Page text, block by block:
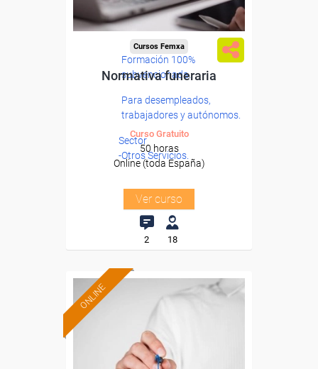
Formación 100%
subvencionada.
Para desempleados,
trabajadores y autónomos.
Sector
-Otros Servicios.
Cursos Femxa
Normativa funeraria
Curso Gratuito
50 horas
Online (toda España)
Ver curso
2 18
ONLINE